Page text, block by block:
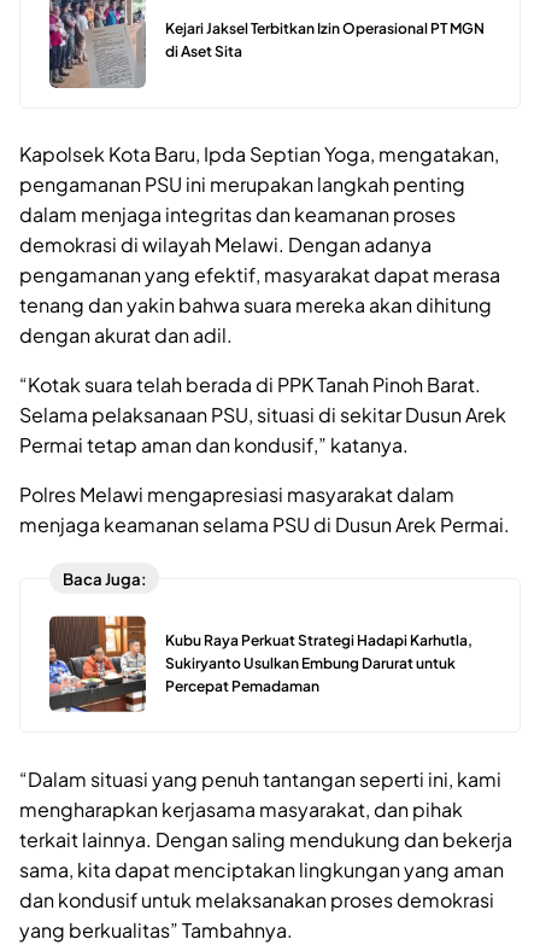
Kejari Jaksel Terbitkan Izin Operasional PT MGN
di Aset Sita
Kapolsek Kota Baru, Ipda Septian Yoga, mengatakan,
pengamanan PSU ini merupakan langkah penting
dalam menjaga integritas dan keamanan proses
demokrasi di wilayah Melawi. Dengan adanya
pengamanan yang efektif, masyarakat dapat merasa
tenang dan yakin bahwa suara mereka akan dihitung
dengan akurat dan adil.
“Kotak suara telah berada di PPK Tanah Pinoh Barat.
Selama pelaksanaan PSU, situasi di sekitar Dusun Arek
Permai tetap aman dan kondusif,” katanya.
Polres Melawi mengapresiasi masyarakat dalam
menjaga keamanan selama PSU di Dusun Arek Permai.
Baca Juga:
Kubu Raya Perkuat Strategi Hadapi Karhutla,
Sukiryanto Usulkan Embung Darurat untuk
Percepat Pemadaman
“Dalam situasi yang penuh tantangan seperti ini, kami
mengharapkan kerjasama masyarakat, dan pihak
terkait lainnya. Dengan saling mendukung dan bekerja
sama, kita dapat menciptakan lingkungan yang aman
dan kondusif untuk melaksanakan proses demokrasi
yang berkualitas” Tambahnya.